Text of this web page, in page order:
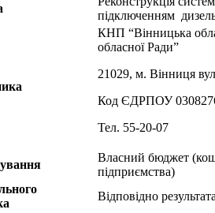
підключенням
КНП “Вінницька
обласної Ради”
21029, м. Вінниця
Код ЄДРПОУ
Тел. 55-20-07
Власний бюджет
підприємства)
Відповідно